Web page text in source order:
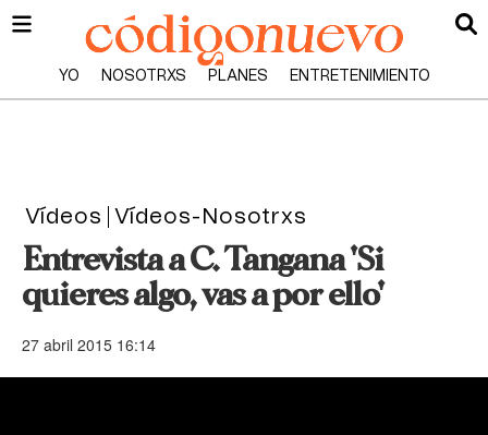
YO NOSOTRXS PLANES ENTRETENIMIENTO
Vídeos Vídeos-Nosotrxs
Entrevista a C. Tangana 'Si
quieres algo, vas a por ello'
27 abril 2015 16:14